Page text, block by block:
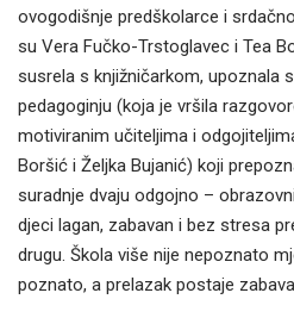
ovogodišnje predškolarce i
su Vera Fučko-Trstoglavec i Tea
susrela s knjižničarkom, upoznala
pedagoginju (koja je vršila
motiviranim učiteljima i
Boršić i Željka Bujanić) koji
suradnje dvaju odgojno –
djeci lagan, zabavan i bez stresa
drugu. Škola više nije nepoznato
poznato, a prelazak postaje